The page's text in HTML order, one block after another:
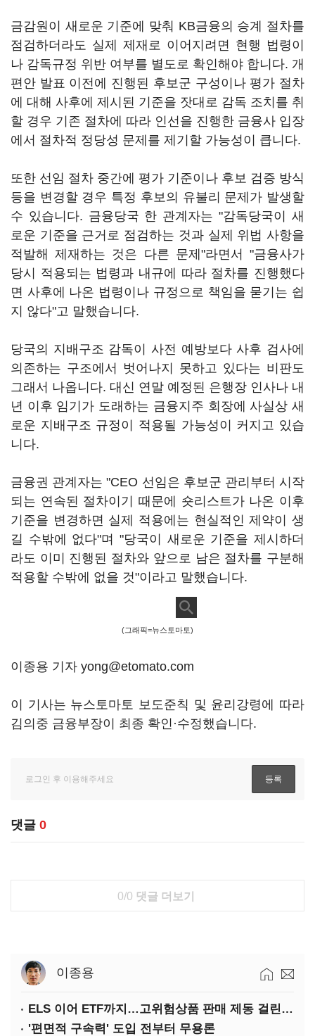
금감원이 새로운 기준에 맞춰 KB금융의 승계 절차를
점검하더라도 실제 제재로 이어지려면 현행 법령이
나 감독규정 위반 여부를 별도로 확인해야 합니다. 개
편안 발표 이전에 진행된 후보군 구성이나 평가 절차
에 대해 사후에 제시된 기준을 잣대로 감독 조치를 취
할 경우 기존 절차에 따라 인선을 진행한 금융사 입장
에서 절차적 정당성 문제를 제기할 가능성이 큽니다.
또한 선임 절차 중간에 평가 기준이나 후보 검증 방식
등을 변경할 경우 특정 후보의 유불리 문제가 발생할
수 있습니다. 금융당국 한 관계자는 "감독당국이 새
로운 기준을 근거로 점검하는 것과 실제 위법 사항을
적발해 제재하는 것은 다른 문제"라면서 "금융사가
당시 적용되는 법령과 내규에 따라 절차를 진행했다
면 사후에 나온 법령이나 규정으로 책임을 묻기는 쉽
지 않다"고 말했습니다.
당국의 지배구조 감독이 사전 예방보다 사후 검사에
의존하는 구조에서 벗어나지 못하고 있다는 비판도
그래서 나옵니다. 대신 연말 예정된 은행장 인사나 내
년 이후 임기가 도래하는 금융지주 회장에 사실상 새
로운 지배구조 규정이 적용될 가능성이 커지고 있습
니다.
금융권 관계자는 "CEO 선임은 후보군 관리부터 시작
되는 연속된 절차이기 때문에 숏리스트가 나온 이후
기준을 변경하면 실제 적용에는 현실적인 제약이 생
길 수밖에 없다"며 "당국이 새로운 기준을 제시하더
라도 이미 진행된 절차와 앞으로 남은 절차를 구분해
적용할 수밖에 없을 것"이라고 말했습니다.
(그래픽=뉴스토마토)
이종용 기자 yong@etomato.com
이 기사는 뉴스토마토 보도준칙 및 윤리강령에 따라
김의중 금융부장이 최종 확인·수정했습니다.
댓글 0
0/0 댓글 더보기
이종용
ELS 이어 ETF까지…고위험상품 판매 제동 걸린 은행
'편면적 구속력' 도입 전부터 무용론